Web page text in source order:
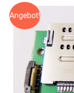
Angebot!